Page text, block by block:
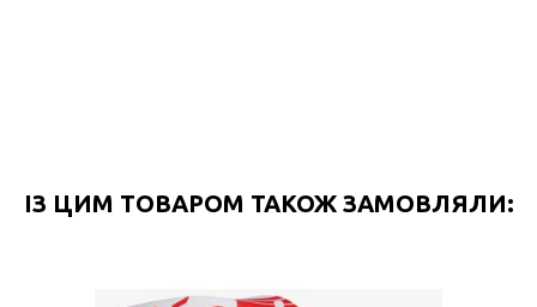
ІЗ ЦИМ ТОВАРОМ ТАКОЖ ЗАМОВЛЯЛИ: